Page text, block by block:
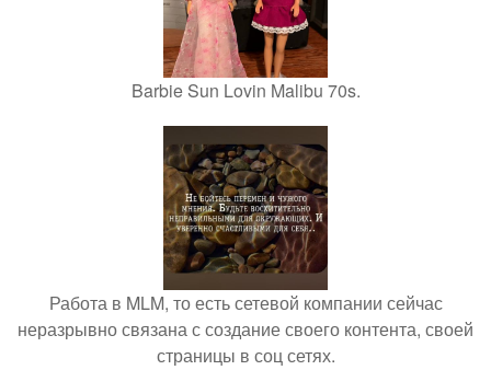
Barbie Sun Lovin Malibu 70s.
Работа в MLM, то есть сетевой компании сейчас
неразрывно связана с создание своего контента, своей
страницы в соц сетях.